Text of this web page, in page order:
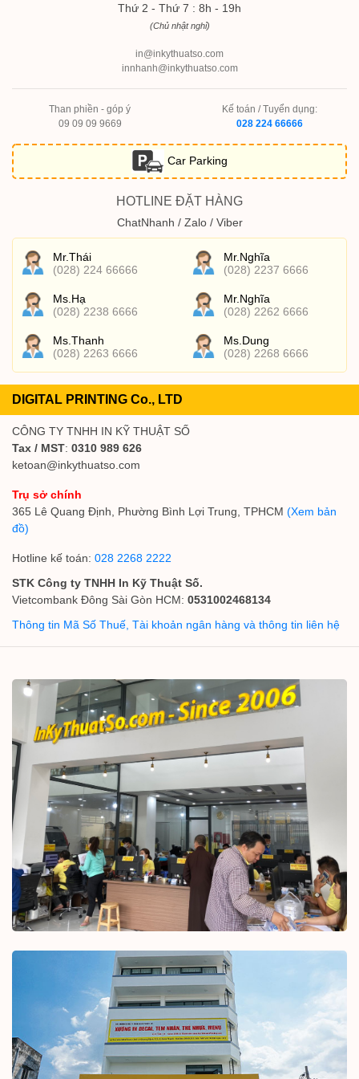
Thứ 2 - Thứ 7 : 8h - 19h
(Chủ nhật nghỉ)
in@inkythuatso.com
innhanh@inkythuatso.com
Than phiền - góp ý
09 09 09 9669
Kế toán / Tuyển dụng:
028 224 66666
Car Parking
HOTLINE ĐẶT HÀNG
ChatNhanh / Zalo / Viber
Mr.Thái
(028) 224 66666
Mr.Nghĩa
(028) 2237 6666
Ms.Hạ
(028) 2238 6666
Mr.Nghĩa
(028) 2262 6666
Ms.Thanh
(028) 2263 6666
Ms.Dung
(028) 2268 6666
DIGITAL PRINTING Co., LTD
CÔNG TY TNHH IN KỸ THUẬT SỐ
Tax / MST: 0310 989 626
ketoan@inkythuatso.com
Trụ sở chính
365 Lê Quang Định, Phường Bình Lợi Trung, TPHCM (Xem bản
đồ)
Hotline kế toán: 028 2268 2222
STK Công ty TNHH In Kỹ Thuật Số.
Vietcombank Đông Sài Gòn HCM: 0531002468134
Thông tin Mã Số Thuế, Tài khoản ngân hàng và thông tin liên hệ